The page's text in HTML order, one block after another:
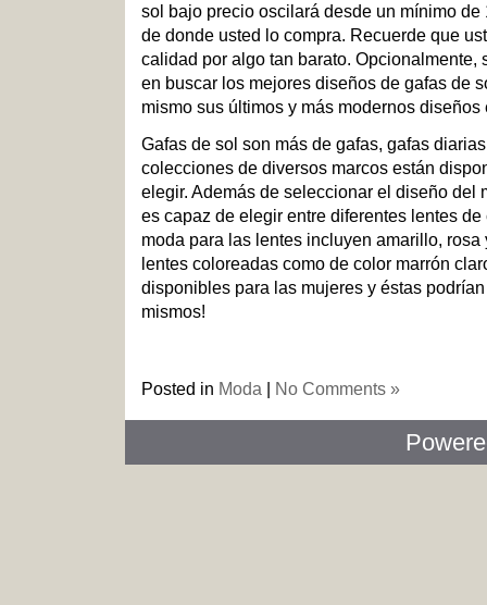
sol bajo precio oscilará desde un mínimo
de donde usted lo compra. Recuerde que
calidad por algo tan barato. Opcionalmente,
en buscar los mejores diseños de gafas de
mismo sus últimos y más modernos diseños
Gafas de sol son más de gafas, gafas
colecciones de diversos marcos están
elegir. Además de seleccionar el diseño del
es capaz de elegir entre diferentes lentes
moda para las lentes incluyen amarillo,
lentes coloreadas como de color marrón
disponibles para las mujeres y éstas
mismos!
Posted in Moda No Comments »